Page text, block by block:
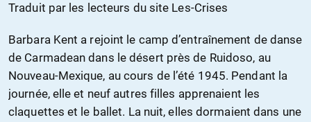
Traduit par les lecteurs du site Les-Crises
Barbara Kent a rejoint le camp d’entraînement de danse
de Carmadean dans le désert près de Ruidoso, au
Nouveau-Mexique, au cours de l’été 1945. Pendant la
journée, elle et neuf autres filles apprenaient les
claquettes et le ballet. La nuit, elles dormaient dans une